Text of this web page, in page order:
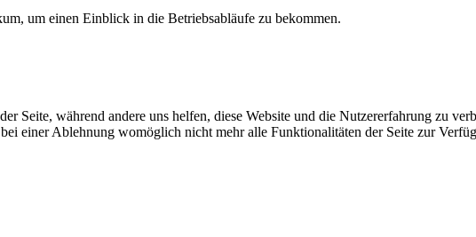
um einen Einblick in die Betriebsabläufe zu bekommen.
Seite, während andere uns helfen, diese Website und die Nutzererfahrung zu
einer Ablehnung womöglich nicht mehr alle Funktionalitäten der Seite zur